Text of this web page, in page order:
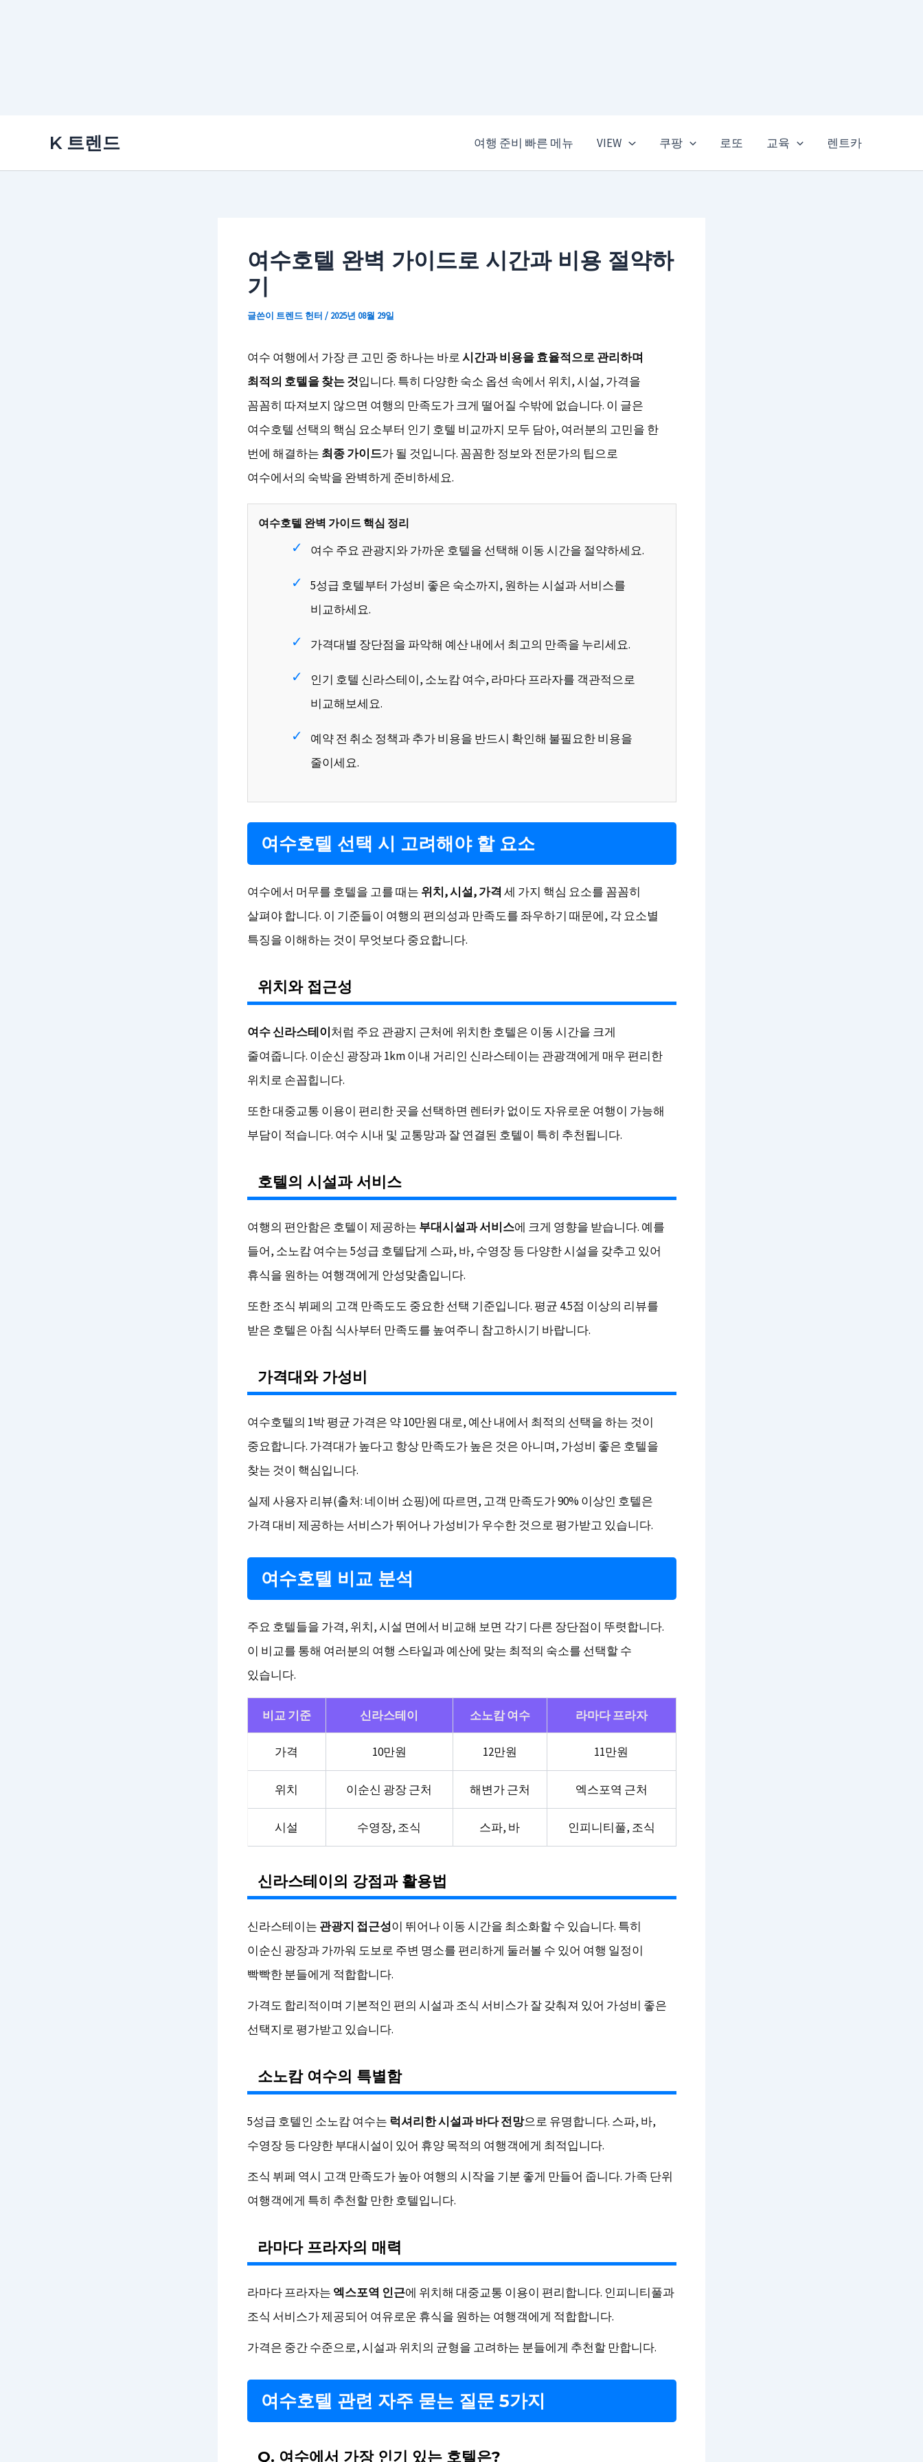
K 트렌드 여행 준비 빠른 메뉴 VIEW 쿠팡 로또 교육 렌트카
여수호텔 완벽 가이드로 시간과 비용 절약하
기
글쓴이 트렌드 헌터 / 2025년 08월 29일
여수 여행에서 가장 큰 고민 중 하나는 바로시간과 비용을 효율적으로 관리하며
최적의 호텔을 찾는 것입니다. 특히 다양한 숙소 옵션 속에서 위치, 시설, 가격을
꼼꼼히 따져보지 않으면 여행의 만족도가 크게 떨어질 수밖에 없습니다. 이 글은
여수호텔 선택의 핵심 요소부터 인기 호텔 비교까지 모두 담아, 여러분의 고민을 한
번에 해결하는 최종 가이드가 될 것입니다. 꼼꼼한 정보와 전문가의 팁으로
여수에서의 숙박을 완벽하게 준비하세요.
여수호텔 완벽 가이드 핵심 정리
여수 주요 관광지와 가까운 호텔을 선택해 이동 시간을 절약하세요.
5성급 호텔부터 가성비 좋은 숙소까지, 원하는 시설과 서비스를
비교하세요.
가격대별 장단점을 파악해 예산 내에서 최고의 만족을 누리세요.
인기 호텔 신라스테이, 소노캄 여수, 라마다 프라자를 객관적으로
비교해보세요.
예약 전 취소 정책과 추가 비용을 반드시 확인해 불필요한 비용을
줄이세요.
여수호텔 선택 시 고려해야 할 요소
여수에서 머무를 호텔을 고를 때는 위치, 시설, 가격 세 가지 핵심 요소를 꼼꼼히
살펴야 합니다. 이 기준들이 여행의 편의성과 만족도를 좌우하기 때문에, 각 요소별
특징을 이해하는 것이 무엇보다 중요합니다.
위치와 접근성
여수 신라스테이처럼 주요 관광지 근처에 위치한 호텔은 이동 시간을 크게
줄여줍니다. 이순신 광장과 1km 이내 거리인 신라스테이는 관광객에게 매우 편리한
위치로 손꼽힙니다.
또한 대중교통 이용이 편리한 곳을 선택하면 렌터카 없이도 자유로운 여행이 가능해
부담이 적습니다. 여수 시내 및 교통망과 잘 연결된 호텔이 특히 추천됩니다.
호텔의 시설과 서비스
여행의 편안함은 호텔이 제공하는 부대시설과 서비스에 크게 영향을 받습니다. 예를
들어, 소노캄 여수는 5성급 호텔답게 스파, 바, 수영장 등 다양한 시설을 갖추고 있어
휴식을 원하는 여행객에게 안성맞춤입니다.
또한 조식 뷔페의 고객 만족도도 중요한 선택 기준입니다. 평균 4.5점 이상의 리뷰를
받은 호텔은 아침 식사부터 만족도를 높여주니 참고하시기 바랍니다.
가격대와 가성비
여수호텔의 1박 평균 가격은 약 10만원 대로, 예산 내에서 최적의 선택을 하는 것이
중요합니다. 가격대가 높다고 항상 만족도가 높은 것은 아니며, 가성비 좋은 호텔을
찾는 것이 핵심입니다.
실제 사용자 리뷰(출처: 네이버 쇼핑)에 따르면, 고객 만족도가 90% 이상인 호텔은
가격 대비 제공하는 서비스가 뛰어나 가성비가 우수한 것으로 평가받고 있습니다.
여수호텔 비교 분석
주요 호텔들을 가격, 위치, 시설 면에서 비교해 보면 각기 다른 장단점이 뚜렷합니다.
이 비교를 통해 여러분의 여행 스타일과 예산에 맞는 최적의 숙소를 선택할 수
있습니다.
비교 기준 신라스테이 소노캄 여수 라마다 프라자
가격 10만원 12만원 11만원
위치 이순신 광장 근처 해변가 근처 엑스포역 근처
시설 수영장, 조식 스파, 바 인피니티풀, 조식
신라스테이의 강점과 활용법
신라스테이는 관광지 접근성이 뛰어나 이동 시간을 최소화할 수 있습니다. 특히
이순신 광장과 가까워 도보로 주변 명소를 편리하게 둘러볼 수 있어 여행 일정이
빡빡한 분들에게 적합합니다.
가격도 합리적이며 기본적인 편의 시설과 조식 서비스가 잘 갖춰져 있어 가성비 좋은
선택지로 평가받고 있습니다.
소노캄 여수의 특별함
5성급 호텔인 소노캄 여수는 럭셔리한 시설과 바다 전망으로 유명합니다. 스파, 바,
수영장 등 다양한 부대시설이 있어 휴양 목적의 여행객에게 최적입니다.
조식 뷔페 역시 고객 만족도가 높아 여행의 시작을 기분 좋게 만들어 줍니다. 가족 단위
여행객에게 특히 추천할 만한 호텔입니다.
라마다 프라자의 매력
라마다 프라자는 엑스포역 인근에 위치해 대중교통 이용이 편리합니다. 인피니티풀과
조식 서비스가 제공되어 여유로운 휴식을 원하는 여행객에게 적합합니다.
가격은 중간 수준으로, 시설과 위치의 균형을 고려하는 분들에게 추천할 만합니다.
여수호텔 관련 자주 묻는 질문 5가지
Q. 여수에서 가장 인기 있는 호텔은?